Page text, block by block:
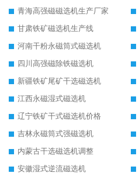
青海高强磁磁选机生产厂家
甘肃铁矿磁选机生产线
河南干粉永磁筒式磁选机
四川高强磁除铁磁选机
新疆铁矿尾矿干选磁选机
江西永磁湿式磁选机
辽宁铁矿干式磁选机价格
吉林永磁筒式强磁选机
内蒙古干选磁选机调整
安徽湿式逆流磁选机